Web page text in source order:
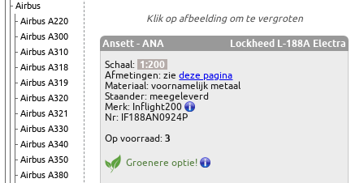
Airbus
Airbus A220
Airbus A300
Airbus A310
Airbus A318
Airbus A319
Airbus A320
Airbus A321
Airbus A330
Airbus A340
Airbus A350
Airbus A380
Klik op afbeelding om te vergroten
Ansett - ANA
Lockheed L-188A Electra
Schaal: 1:200
Afmetingen: ziedeze pagina
Materiaal: voornamelijk metaal
Staander: meegeleverd
Merk: Inflight200
Nr: IF188AN0924P
Op voorraad:3
Groenere optie!